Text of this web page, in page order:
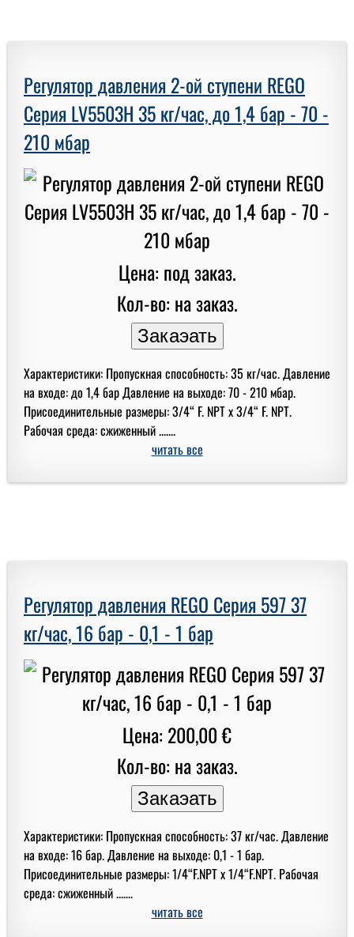
Регулятор давления 2-ой ступени REGO
Серия LV5503H 35 кг/час, до 1,4 бар - 70 -
210 мбар
Цена: под заказ.
Кол-во: на заказ.
Характеристики: Пропускная способность: 35 кг/час. Давление
на входе: до 1,4 бар Давление на выходе: 70 - 210 мбар.
Присоединительные размеры: 3/4“ F. NPT x 3/4“ F. NPT.
Рабочая среда: сжиженный .......
читать все
Регулятор давления REGO Серия 597 37
кг/час, 16 бар - 0,1 - 1 бар
Цена: 200,00 €
Кол-во: на заказ.
Характеристики: Пропускная способность: 37 кг/час. Давление
на входе: 16 бар. Давление на выходе: 0,1 - 1 бар.
Присоединительные размеры: 1/4“F.NPT x 1/4“F.NPT. Рабочая
среда: сжиженный .......
читать все